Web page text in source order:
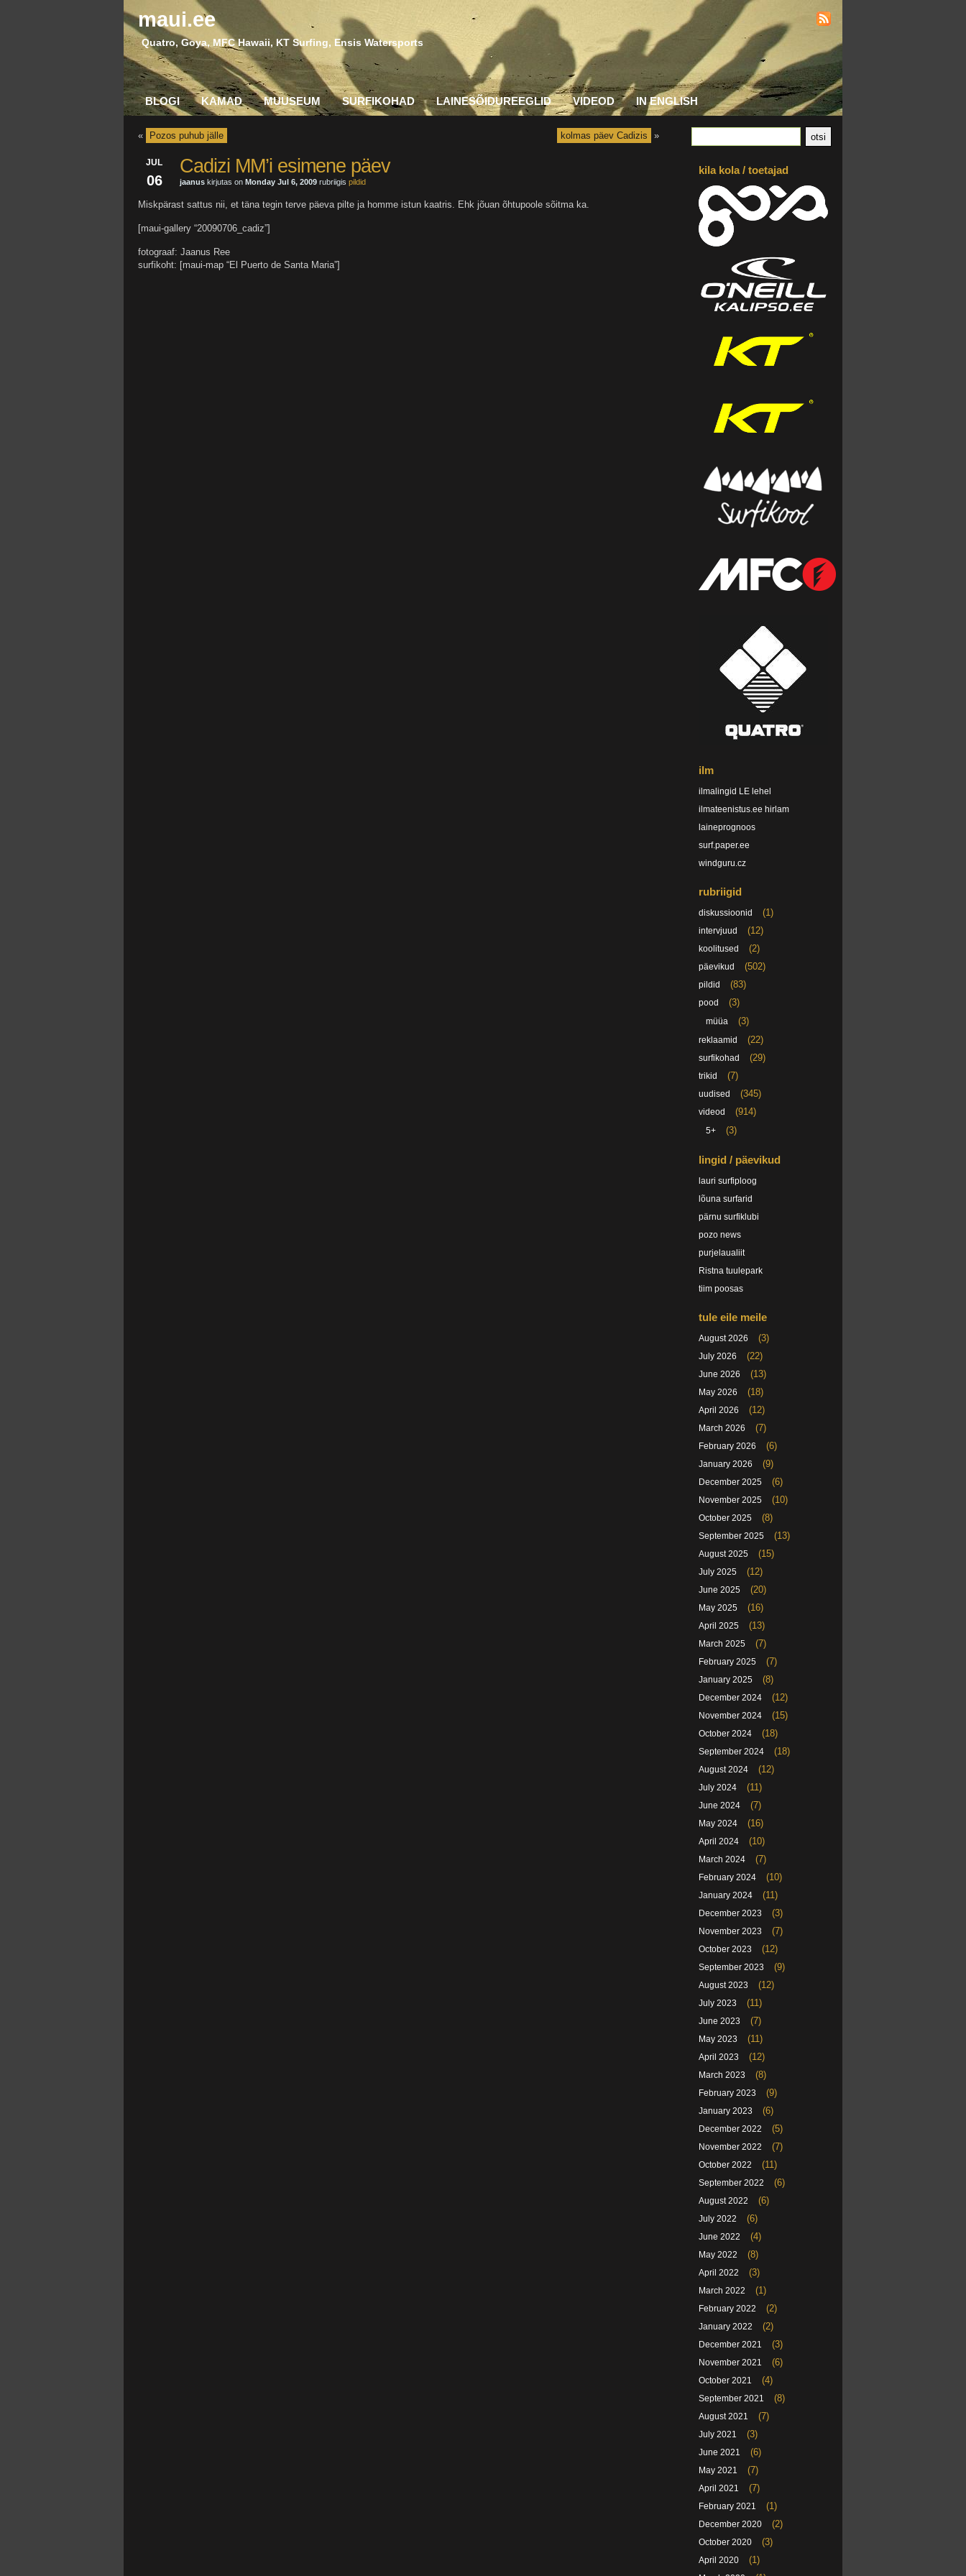
maui.ee
Quatro, Goya, MFC Hawaii, KT Surfing, Ensis Watersports
BLOGI KAMAD MUUSEUM SURFIKOHAD LAINESÕIDUREEGLID VIDEOD IN ENGLISH
kolmas päev Cadizis »
« Pozos puhub jälle
JUL
06
Cadizi MM’i esimene päev
jaanus kirjutas on Monday Jul 6, 2009 rubriigis pildid
Miskpärast sattus nii, et täna tegin terve päeva pilte ja homme istun kaatris. Ehk jõuan õhtupoole sõitma ka.
[maui-gallery “20090706_cadiz”]
fotograaf: Jaanus Ree
surfikoht: [maui-map “El Puerto de Santa Maria”]
kila kola / toetajad
ilm
ilmalingid LE lehel
ilmateenistus.ee hirlam
laineprognoos
surf.paper.ee
windguru.cz
rubriigid
diskussioonid (1)
intervjuud (12)
koolitused (2)
päevikud (502)
pildid (83)
pood (3)
müüa (3)
reklaamid (22)
surfikohad (29)
trikid (7)
uudised (345)
videod (914)
5+ (3)
lingid / päevikud
lauri surfiploog
lõuna surfarid
pärnu surfiklubi
pozo news
purjelaualiit
Ristna tuulepark
tiim poosas
tule eile meile
August 2026 (3)
July 2026 (22)
June 2026 (13)
May 2026 (18)
April 2026 (12)
March 2026 (7)
February 2026 (6)
January 2026 (9)
December 2025 (6)
November 2025 (10)
October 2025 (8)
September 2025 (13)
August 2025 (15)
July 2025 (12)
June 2025 (20)
May 2025 (16)
April 2025 (13)
March 2025 (7)
February 2025 (7)
January 2025 (8)
December 2024 (12)
November 2024 (15)
October 2024 (18)
September 2024 (18)
August 2024 (12)
July 2024 (11)
June 2024 (7)
May 2024 (16)
April 2024 (10)
March 2024 (7)
February 2024 (10)
January 2024 (11)
December 2023 (3)
November 2023 (7)
October 2023 (12)
September 2023 (9)
August 2023 (12)
July 2023 (11)
June 2023 (7)
May 2023 (11)
April 2023 (12)
March 2023 (8)
February 2023 (9)
January 2023 (6)
December 2022 (5)
November 2022 (7)
October 2022 (11)
September 2022 (6)
August 2022 (6)
July 2022 (6)
June 2022 (4)
May 2022 (8)
April 2022 (3)
March 2022 (1)
February 2022 (2)
January 2022 (2)
December 2021 (3)
November 2021 (6)
October 2021 (4)
September 2021 (8)
August 2021 (7)
July 2021 (3)
June 2021 (6)
May 2021 (7)
April 2021 (7)
February 2021 (1)
December 2020 (2)
October 2020 (3)
April 2020 (1)